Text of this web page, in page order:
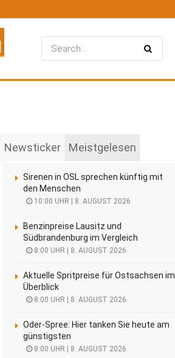
Newsticker Meistgelesen
Sirenen in OSL sprechen künftig mit
den Menschen
10:00 UHR | 8. AUGUST 2026
Benzinpreise Lausitz und
Südbrandenburg im Vergleich
8:00 UHR | 8. AUGUST 2026
Aktuelle Spritpreise für Ostsachsen im
Überblick
8:00 UHR | 8. AUGUST 2026
Oder-Spree: Hier tanken Sie heute am
günstigsten
8:00 UHR | 8. AUGUST 2026